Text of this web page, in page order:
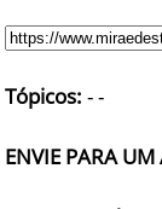
Tópicos: --
ENVIE PARA